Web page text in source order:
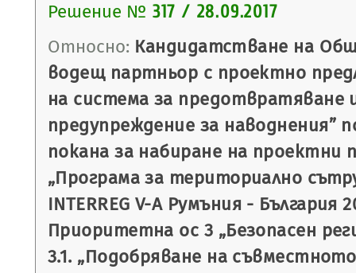
Решение № 317 / 28.09.2017
Относно: Кандидатстване на
водещ партньор с проектно
на система за предотвратяване
предупреждение за наводнения”
покана за набиране на проектни
„Програма за териториално
INTERREG V-А Румъния - България
Приоритетна ос 3 „Безопасен
3.1. „Подобряване на